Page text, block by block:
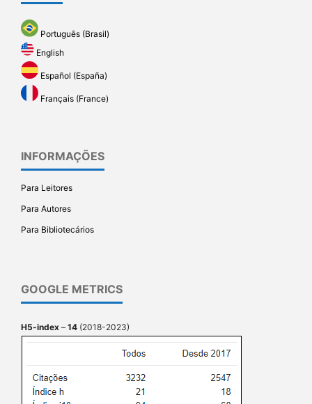
Português (Brasil)
English
Español (España)
Français (France)
INFORMAÇÕES
Para Leitores
Para Autores
Para Bibliotecários
GOOGLE METRICS
H5-index – 14 (2018-2023)